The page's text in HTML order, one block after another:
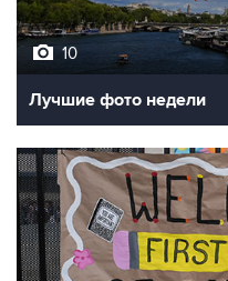
10
Лучшие фото недели